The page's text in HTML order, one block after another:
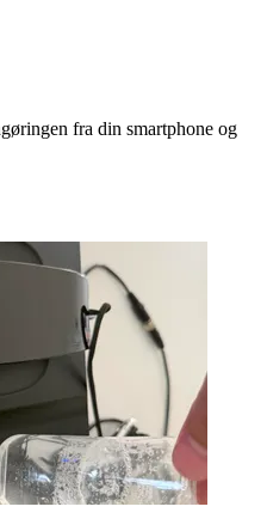
fra din smartphone og